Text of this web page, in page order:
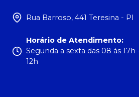
Rua Barroso, 441 Teresina - PI
Horário de Atendimento:
Segunda a sexta das 08 às 17h
12h